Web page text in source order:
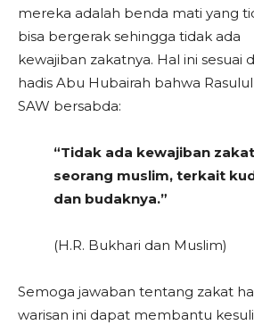
mereka adalah benda mati yang
bisa bergerak sehingga tidak ada
kewajiban zakatnya. Hal ini sesuai
hadis Abu Hubairah bahwa
SAW bersabda:
“Tidak ada kewajiban
seorang muslim, terkait
dan budaknya.”
(H.R. Bukhari dan Muslim)
Semoga jawaban tentang zakat
warisan ini dapat membantu